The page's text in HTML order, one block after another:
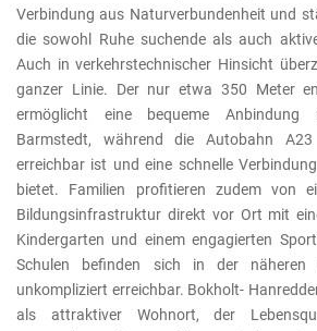
Verbindung aus Naturverbundenheit und
die sowohl Ruhe suchende als auch
Auch in verkehrstechnischer Hinsicht
ganzer Linie. Der nur etwa 350 Meter
ermöglicht eine bequeme Anbindung
Barmstedt, während die Autobahn
erreichbar ist und eine schnelle
bietet. Familien profitieren zudem von
Bildungsinfrastruktur direkt vor Ort mit
Kindergarten und einem engagierten
Schulen befinden sich in der näheren
unkompliziert erreichbar. Bokholt-
als attraktiver Wohnort, der